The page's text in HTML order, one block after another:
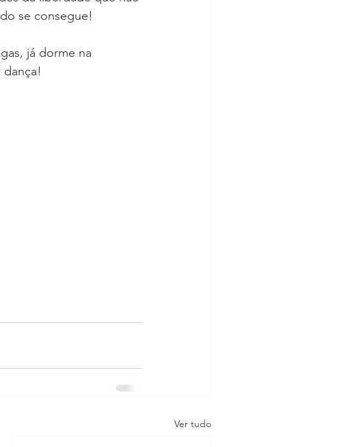
se consegue!
já dorme na
Ver tudo